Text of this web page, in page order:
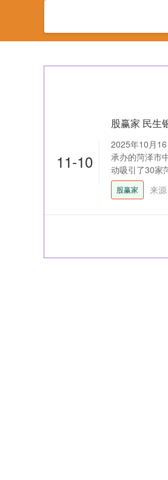
11-10
股赢家 民生
2025年10月
承办的菏泽市
动吸引了30家
股赢家 来